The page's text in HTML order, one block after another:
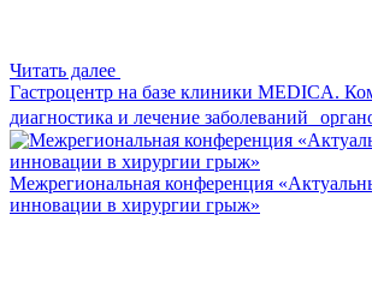
Читать далее
Гастроцентр на базе клиники MEDICA.
диагностика и лечение заболеваний
Межрегиональная конференция
инновации в хирургии грыж»